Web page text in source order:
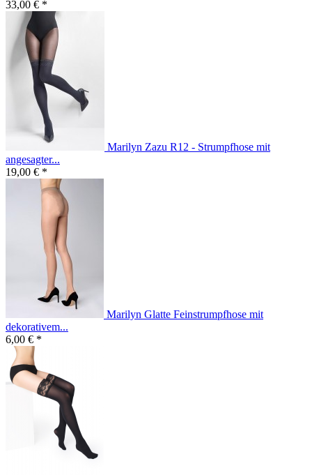
33,00 € *
Marilyn Zazu R12 - Strumpfhose mit
angesagter...
19,00 € *
Marilyn Glatte Feinstrumpfhose mit
dekorativem...
6,00 € *